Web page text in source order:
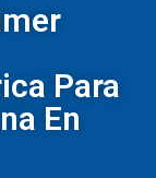
Para
En